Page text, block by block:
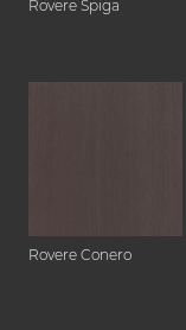
Rovere Spiga
Rovere Conero